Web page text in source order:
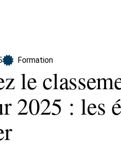
Formation
le
2025 : les